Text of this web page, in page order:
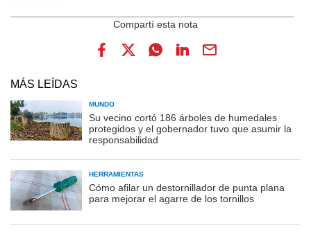
MÁS LEÍDAS
MUNDO
Su vecino cortó 186 árboles de humedales
protegidos y el gobernador tuvo que asumir la
responsabilidad
HERRAMIENTAS
Cómo afilar un destornillador de punta plana
para mejorar el agarre de los tornillos